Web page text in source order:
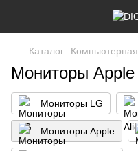
Каталог
Мониторы Apple
Мониторы LG
Мониторы Apple